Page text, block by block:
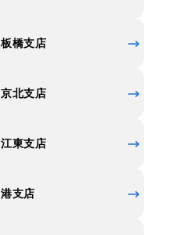
板橋支店
京北支店
江東支店
港支店